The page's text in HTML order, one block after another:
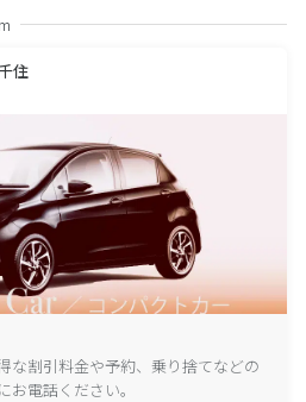
住
な割引料金や予約、乗り捨てなどの
電話ください。